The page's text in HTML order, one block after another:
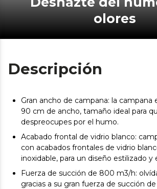
olores
Descripción
Gran ancho de campana: la campana
90 cm de ancho, tamaño ideal para
despreocupes por el humo.
Acabado frontal de vidrio blanco:
con acabados frontales de vidrio
inoxidable, para un diseño estilizado y
Fuerza de succión de 800 m3/h:
gracias a su gran fuerza de succión